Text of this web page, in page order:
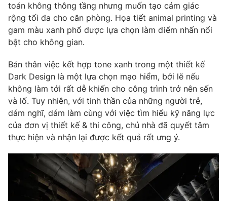
VTV Sức khoẻ Bất động sản
Thị trường 24h
VTV4 Vươn mình bằng AI
VTV9 VTV8
Liên hệ tòa soạn English
THỜI BÁO VTV
toán không thông tầng nhưng muốn tạo cảm giác
rộng tối đa cho căn phòng. Họa tiết animal printing và
gam màu xanh phổ được lựa chọn làm điểm nhấn nổi
bật cho không gian.
Bản thân việc kết hợp tone xanh trong một thiết kế
Dark Design là một lựa chọn mạo hiểm, bởi lẽ nếu
không làm tới rất dễ khiến cho công trình trở nên sến
và lố. Tuy nhiên, với tinh thần của những người trẻ,
dám nghĩ, dám làm cùng với việc tìm hiểu kỹ năng lực
của đơn vị thiết kế & thi công, chủ nhà đã quyết tâm
thực hiện và nhận lại được kết quả rất ưng ý.